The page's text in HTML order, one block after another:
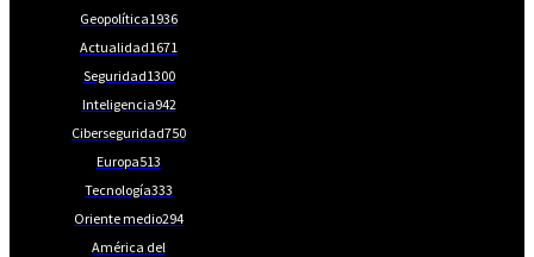
Geopolítica1936
Actualidad1671
Seguridad1300
Inteligencia942
Ciberseguridad750
Europa513
Tecnología333
Oriente medio294
América del